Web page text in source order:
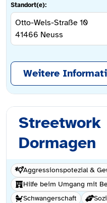
Standort(e):
Otto-Wels-Straße 10
41466 Neuss
Weitere
Streetwork
Dormagen
Aggressionspotezial &
Hilfe beim Umgang mit
Schwangerschaft